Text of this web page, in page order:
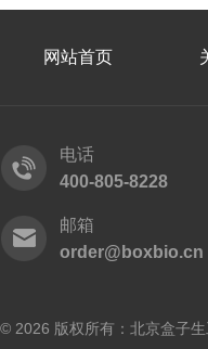
网站首页
电话
400-805-8228
邮箱
order@boxbio.cn
© 2026 版权所有：北京盒子